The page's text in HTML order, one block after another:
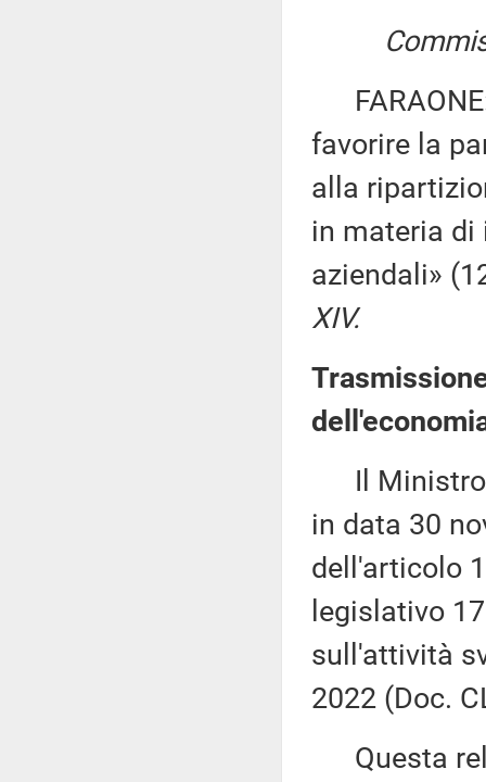
favorire la
alla
in materia di
aziendali»
XIV.
Il Ministro
in data 30
dell'articolo
legislativo
sull'attività
2022 (Doc.
Questa